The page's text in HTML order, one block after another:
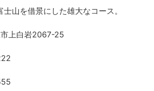
ー
合同会社説明会
山を借景にした雄大なコース。
上白岩2067-25